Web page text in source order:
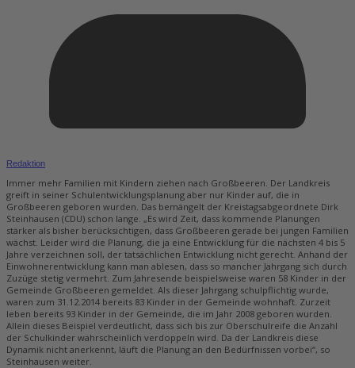
Redaktion
Immer mehr Familien mit Kindern ziehen nach Großbeeren. Der Landkreis
greift in seiner Schulentwicklungsplanung aber nur Kinder auf, die in
Großbeeren geboren wurden. Das bemängelt der Kreistagsabgeordnete Dirk
Steinhausen (CDU) schon lange. „Es wird Zeit, dass kommende Planungen
stärker als bisher berücksichtigen, dass Großbeeren gerade bei jungen Familien
wächst. Leider wird die Planung, die ja eine Entwicklung für die nächsten 4 bis 5
Jahre verzeichnen soll, der tatsächlichen Entwicklung nicht gerecht. Anhand der
Einwohnerentwicklung kann man ablesen, dass so mancher Jahrgang sich durch
Zuzüge stetig vermehrt. Zum Jahresende beispielsweise waren 58 Kinder in der
Gemeinde Großbeeren gemeldet. Als dieser Jahrgang schulpflichtig wurde,
waren zum 31.12.2014 bereits 83 Kinder in der Gemeinde wohnhaft. Zurzeit
leben bereits 93 Kinder in der Gemeinde, die im Jahr 2008 geboren wurden.
Allein dieses Beispiel verdeutlicht, dass sich bis zur Oberschulreife die Anzahl
der Schulkinder wahrscheinlich verdoppeln wird. Da der Landkreis diese
Dynamik nicht anerkennt, läuft die Planung an den Bedürfnissen vorbei“, so
Steinhausen weiter.